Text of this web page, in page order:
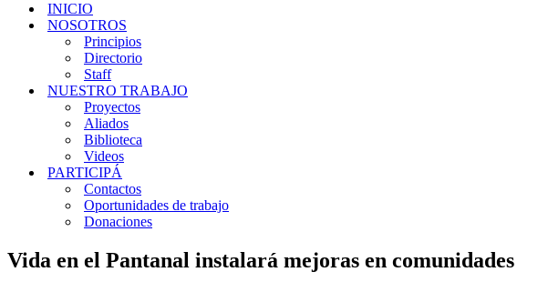
INICIO
NOSOTROS
Principios
Directorio
Staff
NUESTRO TRABAJO
Proyectos
Aliados
Biblioteca
Videos
PARTICIPÁ
Contactos
Oportunidades de trabajo
Donaciones
Vida en el Pantanal instalará mejoras en comunidades